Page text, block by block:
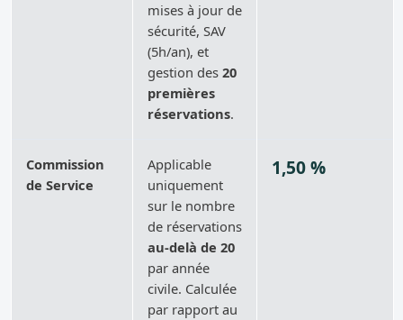
mises à jour de
sécurité, SAV
(5h/an), et
gestion des 20
premières
réservations.
Commission
de Service
Applicable
uniquement
sur le nombre
de réservations
au-delà de 20
par année
civile. Calculée
par rapport au
1,50 %